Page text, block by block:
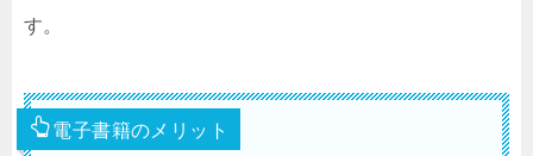
す。
電子書籍のメリット